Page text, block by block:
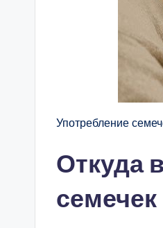
Употребление
Откуда
семечек